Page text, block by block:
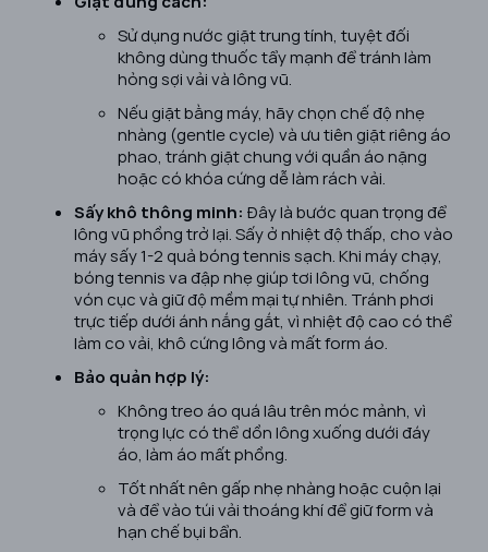
Sử dụng nước giặt trung tính, tuyệt đối
không dùng thuốc tẩy mạnh để tránh làm
hỏng sợi vải và lông vũ.
Nếu giặt bằng máy, hãy chọn chế độ nhẹ
nhàng (gentle cycle) và ưu tiên giặt riêng áo
phao, tránh giặt chung với quần áo nặng
hoặc có khóa cứng dễ làm rách vải.
Sấy khô thông minh: Đây là bước quan trọng để
lông vũ phồng trở lại. Sấy ở nhiệt độ thấp, cho vào
máy sấy 1-2 quả bóng tennis sạch. Khi máy chạy,
bóng tennis va đập nhẹ giúp tơi lông vũ, chống
vón cục và giữ độ mềm mại tự nhiên. Tránh phơi
trực tiếp dưới ánh nắng gắt, vì nhiệt độ cao có thể
làm co vải, khô cứng lông và mất form áo.
Bảo quản hợp lý:
Không treo áo quá lâu trên móc mảnh, vì
trọng lực có thể dồn lông xuống dưới đáy
áo, làm áo mất phồng.
Tốt nhất nên gấp nhẹ nhàng hoặc cuộn lại
và để vào túi vải thoáng khí để giữ form và
hạn chế bụi bẩn.